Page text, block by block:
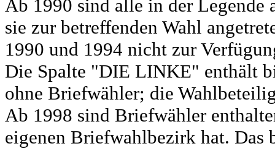
Ab 1990 sind alle in der Legende
sie zur betreffenden Wahl
1990 und 1994 nicht zur
Die Spalte "DIE LINKE" enthält
ohne Briefwähler; die
Ab 1998 sind Briefwähler
eigenen Briefwahlbezirk hat.